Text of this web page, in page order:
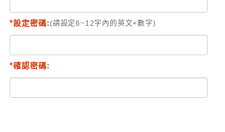
*設定密碼:(請設定6~12字內的英文+數字)
*確認密碼: